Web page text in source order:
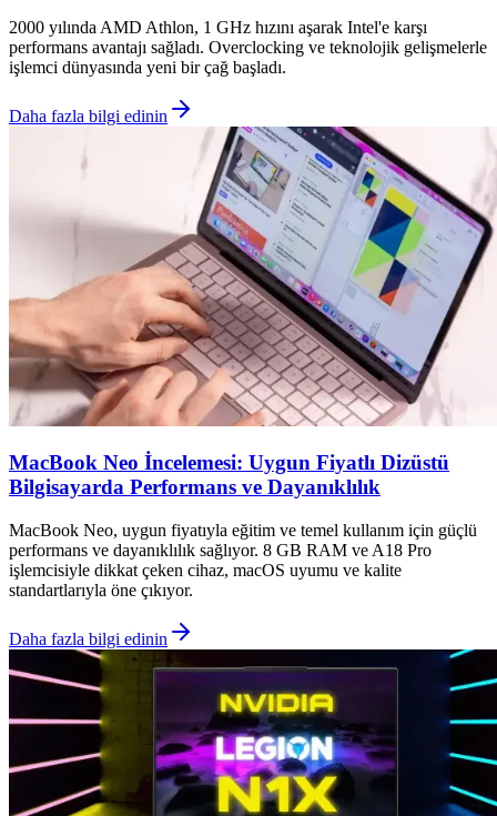
2000 yılında AMD Athlon, 1 GHz hızını aşarak Intel'e karşı
performans avantajı sağladı. Overclocking ve teknolojik gelişmelerle
işlemci dünyasında yeni bir çağ başladı.
Daha fazla bilgi edinin
MacBook Neo İncelemesi: Uygun Fiyatlı Dizüstü
Bilgisayarda Performans ve Dayanıklılık
MacBook Neo, uygun fiyatıyla eğitim ve temel kullanım için güçlü
performans ve dayanıklılık sağlıyor. 8 GB RAM ve A18 Pro
işlemcisiyle dikkat çeken cihaz, macOS uyumu ve kalite
standartlarıyla öne çıkıyor.
Daha fazla bilgi edinin